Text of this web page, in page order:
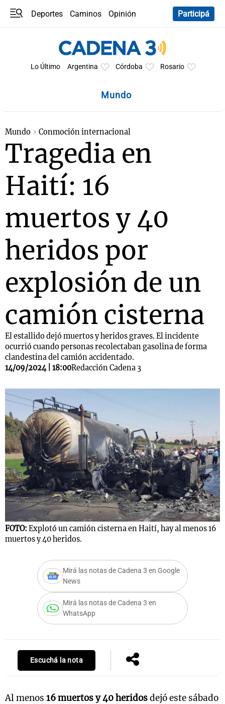
Deportes Caminos
Opinión
Participá
Lo Último Argentina Córdoba Rosario
Mundo
Mundo Conmoción internacional
Tragedia en
Haití: 16
muertos y 40
heridos por
explosión de un
camión cisterna
El estallido dejó muertos y heridos graves. El incidente
ocurrió cuando personas recolectaban gasolina de forma
clandestina del camión accidentado.
14/09/2024 | 18:00Redacción Cadena 3
FOTO: Explotó un camión cisterna en Haití, hay al menos 16
muertos y 40 heridos.
Mirá las notas de Cadena 3 en Google
News
Mirá las notas de Cadena 3 en
WhatsApp
Escuchá la nota
Al menos 16 muertos y 40 heridosdejó este sábado
Notas
Mundial 2026
Notas
La Sole en
Cadena 3